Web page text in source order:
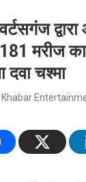
181 मरीज
दवा चश्मा
Khabar